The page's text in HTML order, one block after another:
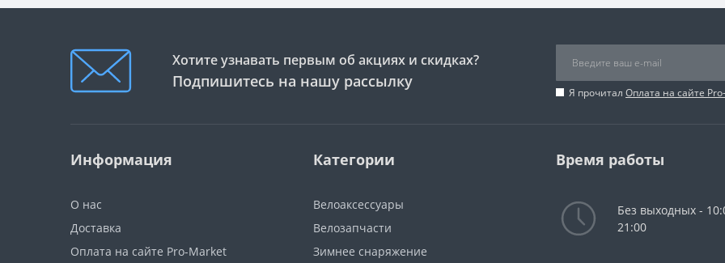
Хотите узнавать первым об акциях и скидках?
Подпишитесь на нашу рассылку
Я прочитал Оплата на сайте
Информация
О нас
Доставка
Оплата на сайте Pro-Market
Категории
Велоаксессуары
Велозапчасти
Зимнее снаряжение
Время работы
Без выходных -
21:00